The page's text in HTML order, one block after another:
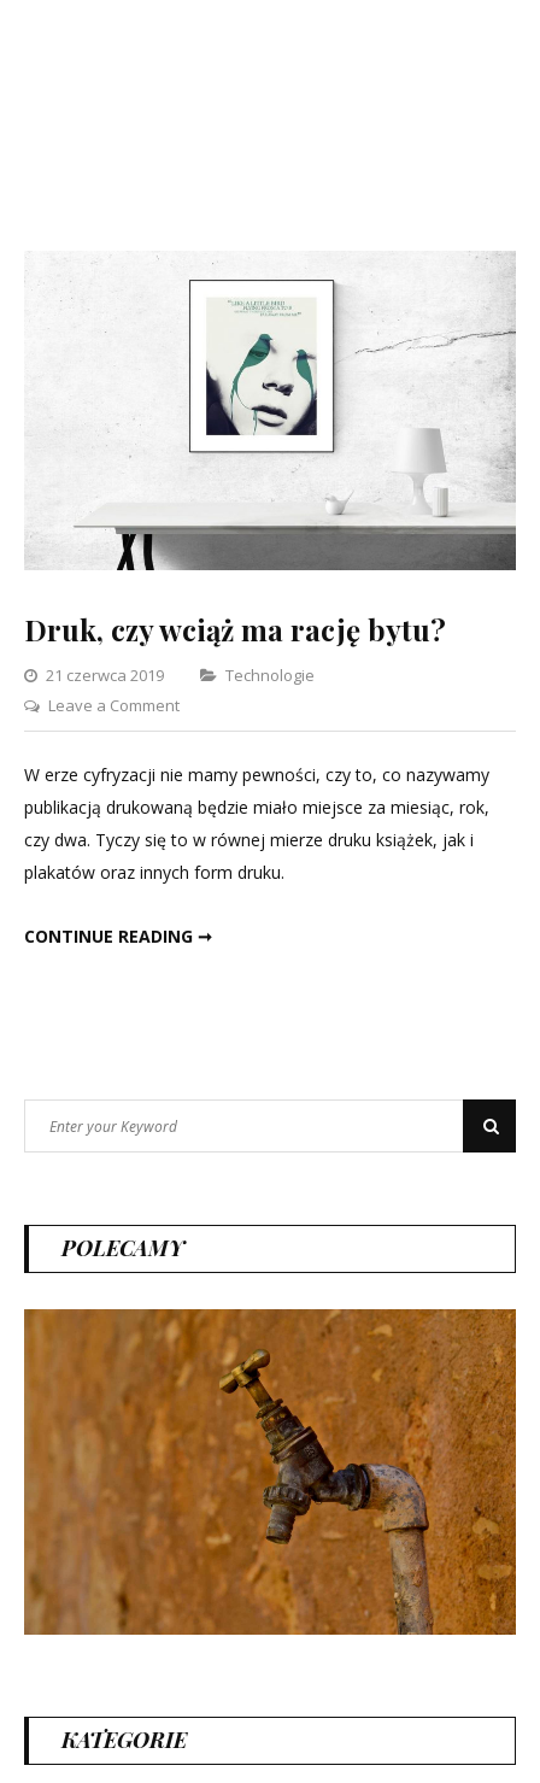
Druk, czy wciąż ma rację bytu?
21 czerwca 2019 Categories
Technologie
Leave a Commenton
Druk,
ma
bytu?
W erze cyfryzacji nie mamy pewności, czy to, co nazywamy
publikacją drukowaną będzie miało miejsce za miesiąc, rok,
czy dwa. Tyczy się to w równej mierze druku książek, jak i
plakatów oraz innych form druku.
CONTINUE READING ➞
for:
Search
POLECAMY
KATEGORIE